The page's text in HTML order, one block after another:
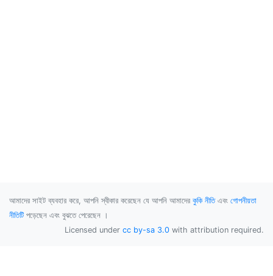
আমাদের সাইট ব্যবহার করে, আপনি স্বীকার করেছেন যে আপনি আমাদের কুকি নীতিএবং গোপনীয়তা
নীতিটি পড়েছেন এবং বুঝতে পেরেছেন ।
Licensed under cc by-sa 3.0 with attribution required.